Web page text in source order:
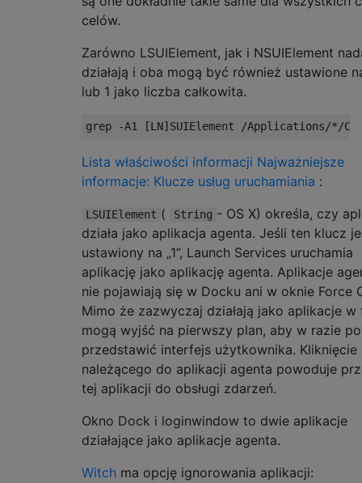
celów.
Zarówno LSUIElement, jak i NSUIElement
działają i oba mogą być również ustawione
lub 1 jako liczba całkowita.
Lista właściwości informacji Najważniejsze
informacje: Klucze usług uruchamiania :
LSUIElement ( String - OS X) określa, czy
działa jako aplikacja agenta. Jeśli ten klucz
ustawiony na „1”, Launch Services uruchamia
aplikację jako aplikację agenta. Aplikacje
nie pojawiają się w Docku ani w oknie Force
Mimo że zazwyczaj działają jako aplikacje w
mogą wyjść na pierwszy plan, aby w razie
przedstawić interfejs użytkownika. Kliknięcie
należącego do aplikacji agenta powoduje
tej aplikacji do obsługi zdarzeń.
Okno Dock i loginwindow to dwie aplikacje
działające jako aplikacje agenta.
Witch ma opcję ignorowania aplikacji: